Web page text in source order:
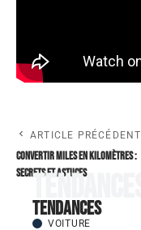
ARTICLE PRÉCÉDENT
Convertir miles en kilomètres :
secrets et astuces
Tendances
Tendances
VOITURE